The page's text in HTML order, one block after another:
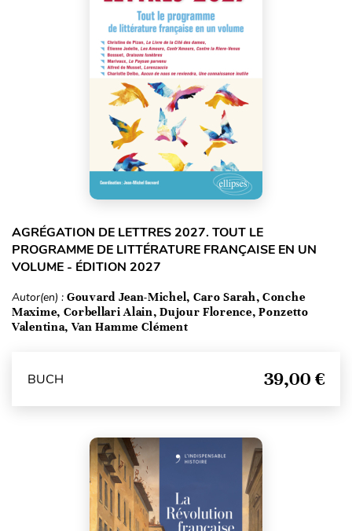
AGRÉGATION DE LETTRES 2027. TOUT LE
PROGRAMME DE LITTÉRATURE FRANÇAISE EN UN
VOLUME - ÉDITION 2027
Autor(en) : Gouvard Jean-Michel, Caro Sarah, Conche
Maxime, Corbellari Alain, Dujour Florence, Ponzetto
Valentina, Van Hamme Clément
BUCH 39,00 €